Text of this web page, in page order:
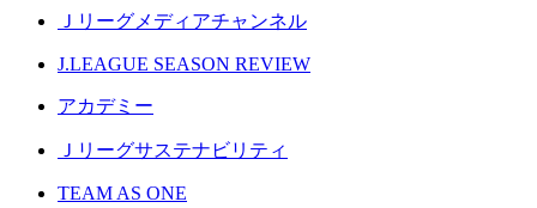
Ｊリーグメディアチャンネル
J.LEAGUE SEASON REVIEW
アカデミー
Ｊリーグサステナビリティ
TEAM AS ONE